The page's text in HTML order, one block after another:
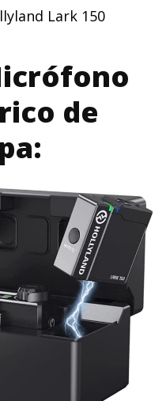
Lark 150
de